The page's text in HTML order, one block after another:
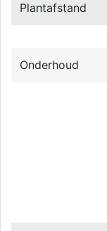
Plantafstand
Onderhoud